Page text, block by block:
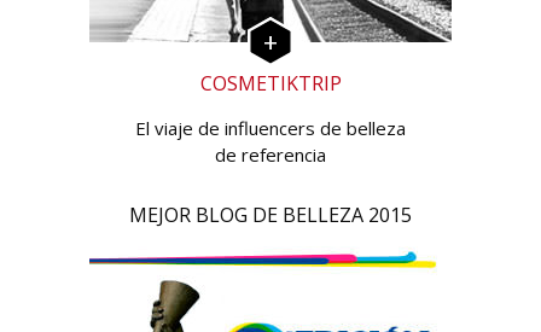
COSMETIKTRIP
El viaje de influencers de belleza
de referencia
MEJOR BLOG DE BELLEZA 2015